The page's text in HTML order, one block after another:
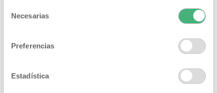
Necesarias
Preferencias
Estadística